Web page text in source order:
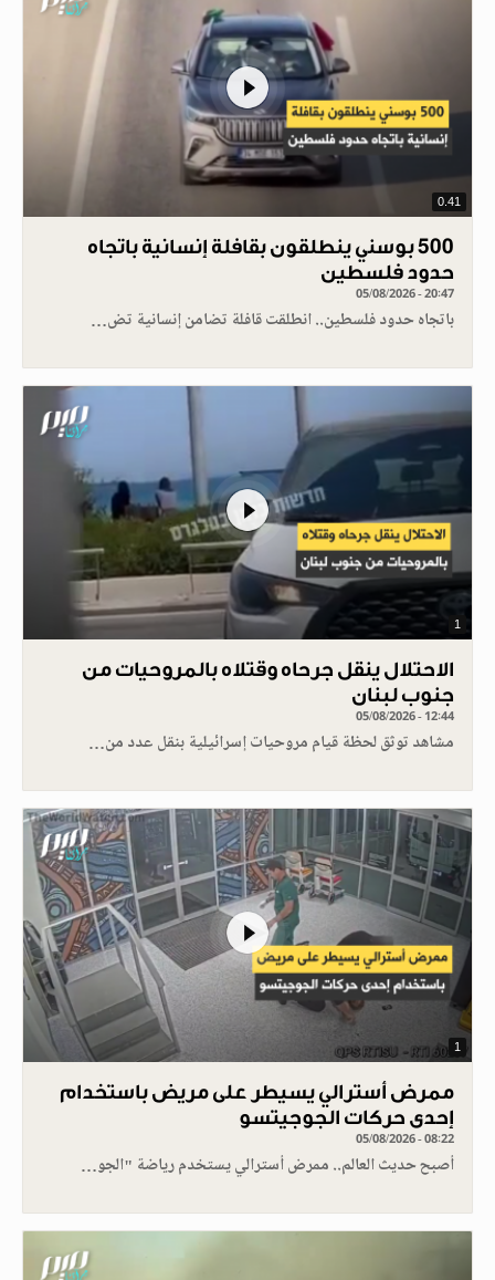
0.41
500 بوسني ينطلقون بقافلة إنسانية باتجاه
حدود فلسطين
05/08/2026 - 20:47
باتجاه حدود فلسطين.. انطلقت قافلة تضامن إنسانية تض…
1
الاحتلال ينقل جرحاه وقتلاه بالمروحيات من
جنوب لبنان
05/08/2026 - 12:44
مشاهد توثق لحظة قيام مروحيات إسرائيلية بنقل عدد من…
1
ممرض أسترالي يسيطر على مريض باستخدام
إحدى حركات الجوجيتسو
05/08/2026 - 08:22
أصبح حديث العالم.. ممرض أسترالي يستخدم رياضة "الجو…